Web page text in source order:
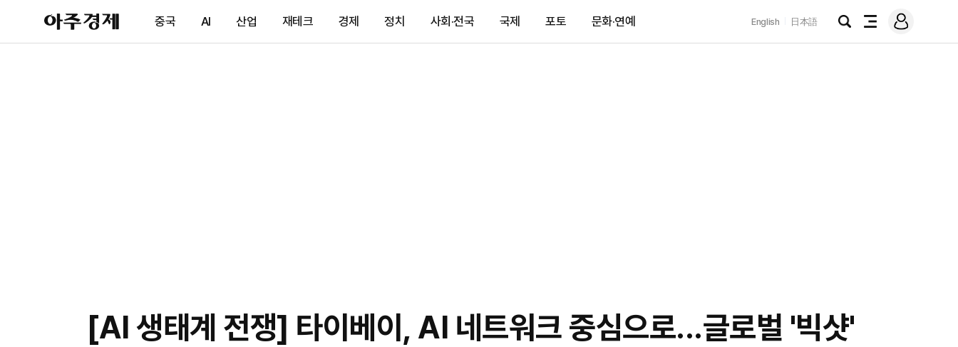
아
주
제
중국 AI 산업 재테크 경제 정치 사회·전국 국제 포토 문화·연예 English 日本語
검
전
메
그
[AI 생태계 전쟁] 타이베이, AI 네트워크 중심으로...글로벌 '빅샷'